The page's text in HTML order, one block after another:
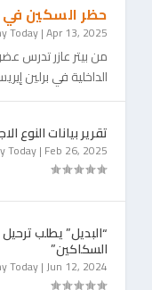
حظر السكين في
Today|Apr 13, 2025
من بيتر عازر تدرس
الداخلية في برلين
تقرير بيانات النوع
Today| Feb 26, 2025
“البديل” يطلب
السكاكين”
Today|Jun 12, 2024